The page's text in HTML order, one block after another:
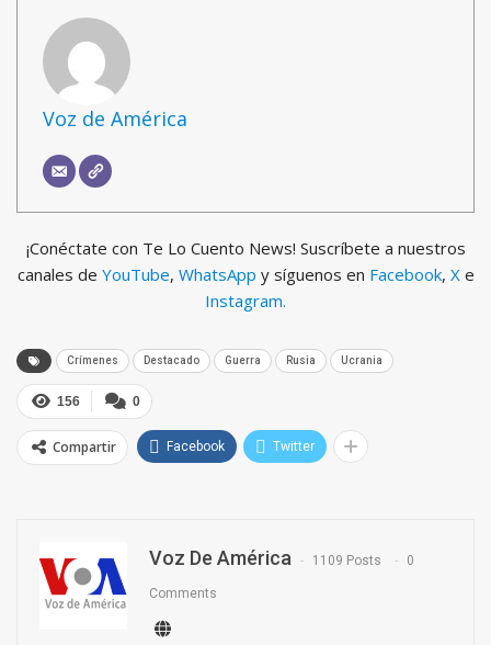
Voz de América
¡Conéctate con Te Lo Cuento News! Suscríbete a nuestros
canales de YouTube, WhatsApp y síguenos en Facebook, X e
Instagram.
Crímenes Destacado Guerra Rusia Ucrania
0
156
Compartir Facebook Twitter
Voz De América 1109 Posts 0
Comments